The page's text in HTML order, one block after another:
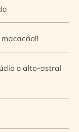
o alto-astral